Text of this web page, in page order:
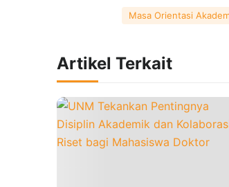
Masa Orientasi
Artikel Terkait